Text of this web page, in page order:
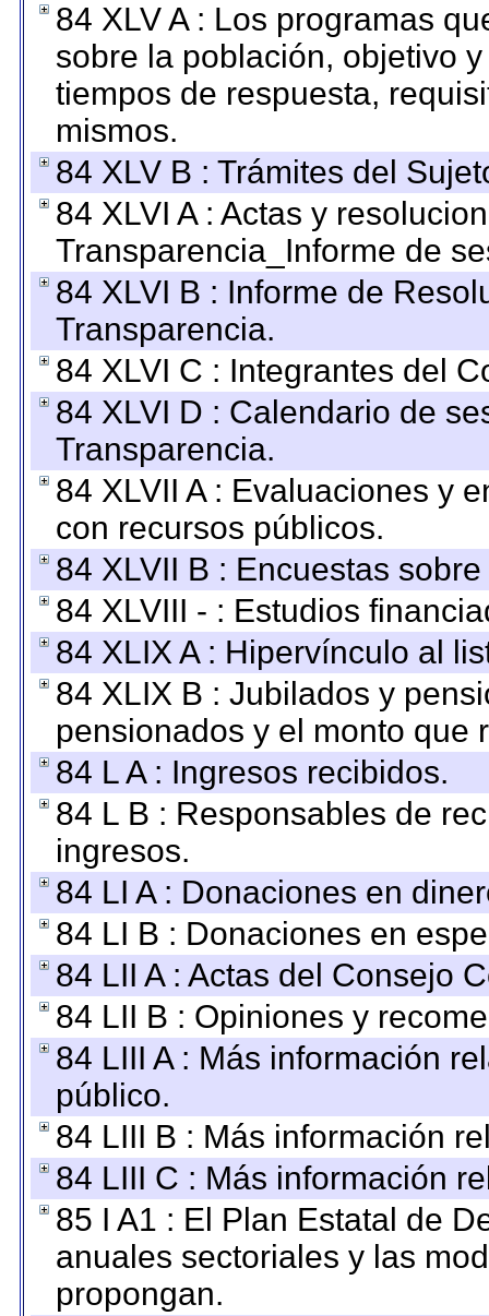
84 XLV A : Los programas
sobre la población, objetivo
tiempos de respuesta,
mismos.
84 XLV B : Trámites del
84 XLVI A : Actas y
Transparencia_Informe de
84 XLVI B : Informe de
Transparencia.
84 XLVI C : Integrantes del
84 XLVI D : Calendario de
Transparencia.
84 XLVII A : Evaluaciones y
con recursos públicos.
84 XLVII B : Encuestas
84 XLVIII - : Estudios
84 XLIX A : Hipervínculo al
84 XLIX B : Jubilados y
pensionados y el monto que
84 L A : Ingresos recibidos.
84 L B : Responsables de
ingresos.
84 LI A : Donaciones en
84 LI B : Donaciones en
84 LII A : Actas del Consejo
84 LII B : Opiniones y
84 LIII A : Más información
público.
84 LIII B : Más información
84 LIII C : Más información
85 I A1 : El Plan Estatal de
anuales sectoriales y las
propongan.